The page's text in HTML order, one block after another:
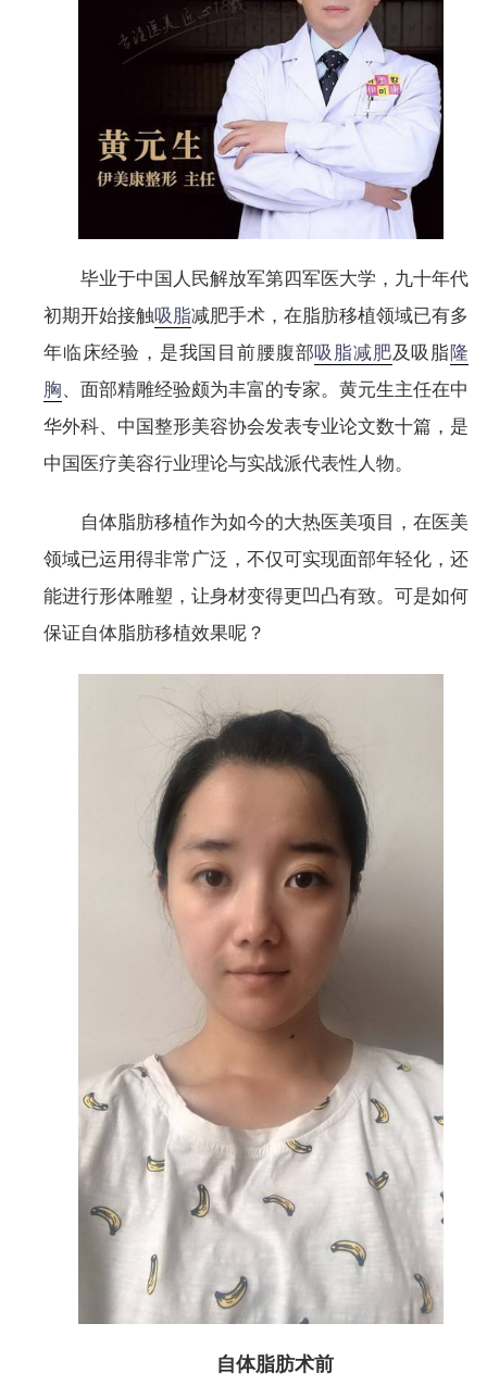
毕业于中国人民解放军第四军医大学，九十年代
初期开始接触吸脂减肥手术，在脂肪移植领域已有多
年临床经验，是我国目前腰腹部吸脂减肥及吸脂 隆
胸、面部精雕经验颇为丰富的专家。黄元生主任在中
华外科、中国整形美容协会发表专业论文数十篇，是
中国医疗美容行业理论与实战派代表性人物。
自体脂肪移植作为如今的大热医美项目，在医美
领域已运用得非常广泛，不仅可实现面部年轻化，还
能进行形体雕塑，让身材变得更凹凸有致。可是如何
保证自体脂肪移植效果呢？
自体脂肪术前